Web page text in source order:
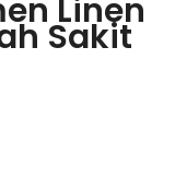
Linen
Sakit